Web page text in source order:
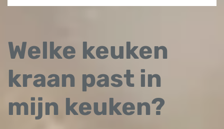
Welke keuken
kraan past in
mijn keuken?